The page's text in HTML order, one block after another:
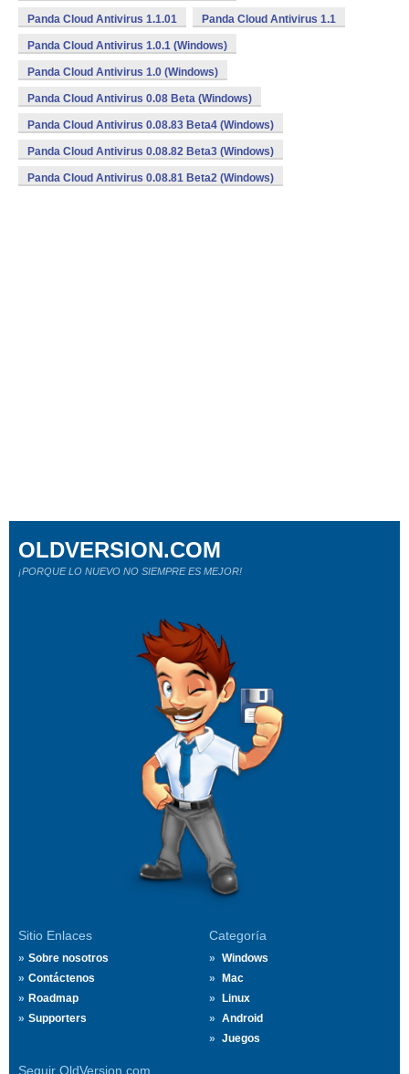
Panda Cloud Antivirus 1.1.01 Panda Cloud Antivirus 1.1
Panda Cloud Antivirus 1.0.1 (Windows)
Panda Cloud Antivirus 1.0 (Windows)
Panda Cloud Antivirus 0.08 Beta (Windows)
Panda Cloud Antivirus 0.08.83 Beta4 (Windows)
Panda Cloud Antivirus 0.08.82 Beta3 (Windows)
Panda Cloud Antivirus 0.08.81 Beta2 (Windows)
Sitio Enlaces
Sobre nosotros
Contáctenos
Roadmap
Supporters
Categoría
Windows
Mac
Linux
Android
Juegos
Seguir OldVersion.com
OLDVERSION.COM
¡PORQUE LO NUEVO NO SIEMPRE ES MEJOR!